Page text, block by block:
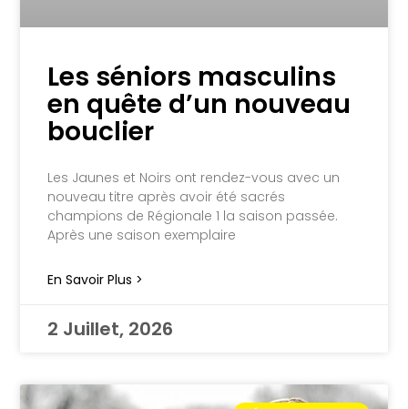
Les séniors masculins
en quête d’un nouveau
bouclier
Les Jaunes et Noirs ont rendez-vous avec un
nouveau titre après avoir été sacrés
champions de Régionale 1 la saison passée.
Après une saison exemplaire
En Savoir Plus >
2 Juillet, 2026